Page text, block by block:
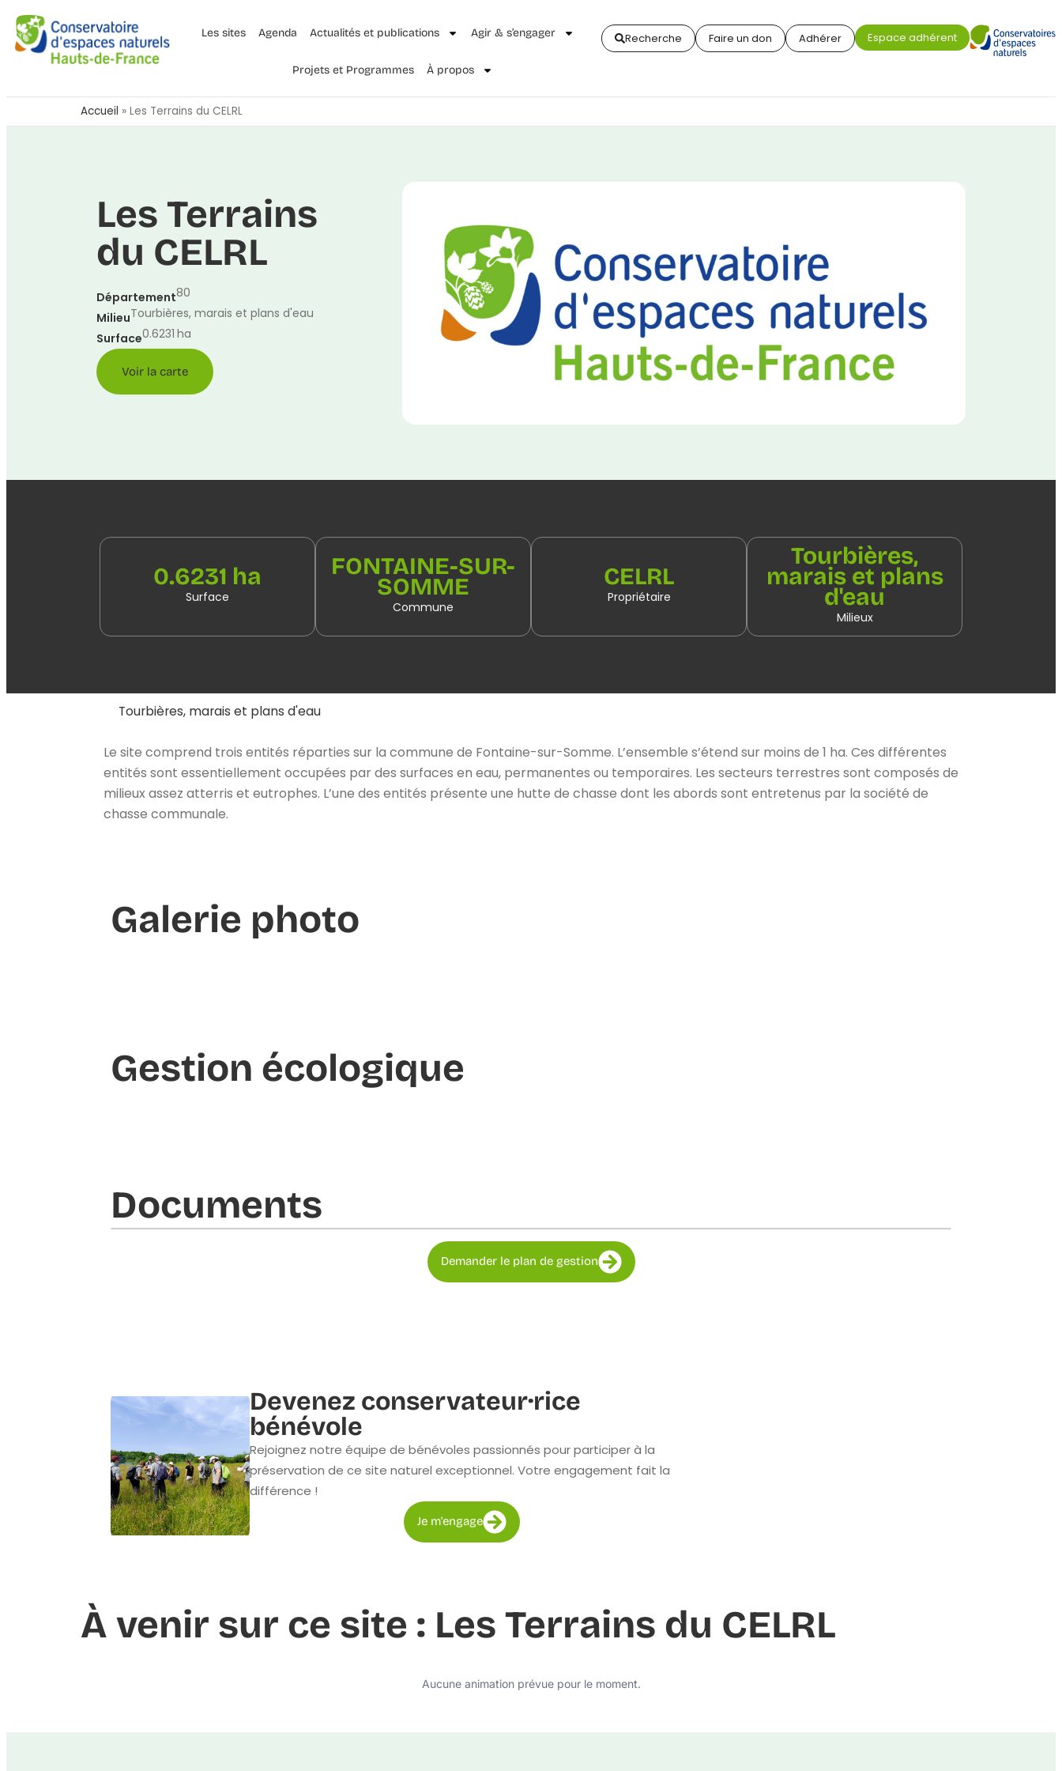
Les sites Agenda Actualités et publications Agir & s’engager
Projets et Programmes À propos
Recherche Faire un don Adhérer Espace adhérent
Accueil » Les Terrains du CELRL
Les Terrains
du CELRL
Département80
MilieuTourbières, marais et plans d'eau
Surface0.6231 ha
Voir la carte
0.6231 ha
Surface
FONTAINE-SUR-
SOMME
Commune
CELRL
Propriétaire
Tourbières,
marais et plans
d'eau
Milieux
Tourbières, marais et plans d'eau
Le site comprend trois entités réparties sur la commune de Fontaine-sur-Somme. L’ensemble s’étend sur moins de 1 ha. Ces différentes
entités sont essentiellement occupées par des surfaces en eau, permanentes ou temporaires. Les secteurs terrestres sont composés de
milieux assez atterris et eutrophes. L’une des entités présente une hutte de chasse dont les abords sont entretenus par la société de
chasse communale.
Galerie photo
Gestion écologique
Documents​
Demander le plan de gestion
Devenez conservateur·rice
bénévole
Rejoignez notre équipe de bénévoles passionnés pour participer à la
préservation de ce site naturel exceptionnel. Votre engagement fait la
différence !
Je m'engage
À venir sur ce site : Les Terrains du CELRL
Aucune animation prévue pour le moment.